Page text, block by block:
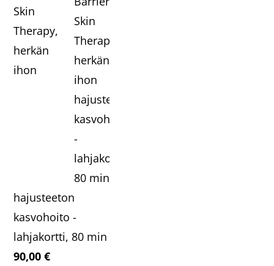
24,50 €.19,90 €.
Therapy,
herkän
ihon
hajusteeton
kasvohoito -
lahjakortti, 80 min
90,00€